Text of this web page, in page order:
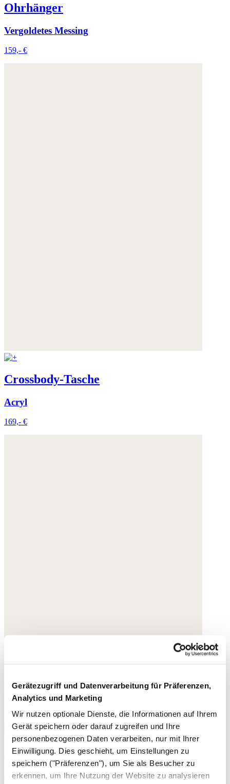
Gerätezugriff und Datenverarbeitung für Präferenzen,
Analytics und Marketing
Wir nutzen optionale Dienste, die Informationen auf Ihrem
Gerät speichern oder darauf zugreifen und Ihre
personenbezogenen Daten verarbeiten, nur mit Ihrer
Einwilligung. Dies geschieht, um Einstellungen zu
speichern ("Präferenzen"), um Sie als Besucher zu
erkennen, um Ihre Nutzung der Website zu analysieren
Ohrhänger
Vergoldetes Messing
159,- €
Crossbody-Tasche
Acryl
169,- €
Riemchensandalen
Leder